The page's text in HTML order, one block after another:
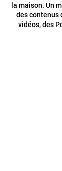
la maison. Un
des contenus
vidéos, des